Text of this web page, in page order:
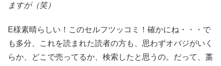
ますが（笑）
E様素晴らしい！このセルフツッコミ！確かにね・・・で
も多分、これを読まれた読者の方も、思わずオバジがいく
らか、どこで売ってるか、検索したと思うの。だって、藁